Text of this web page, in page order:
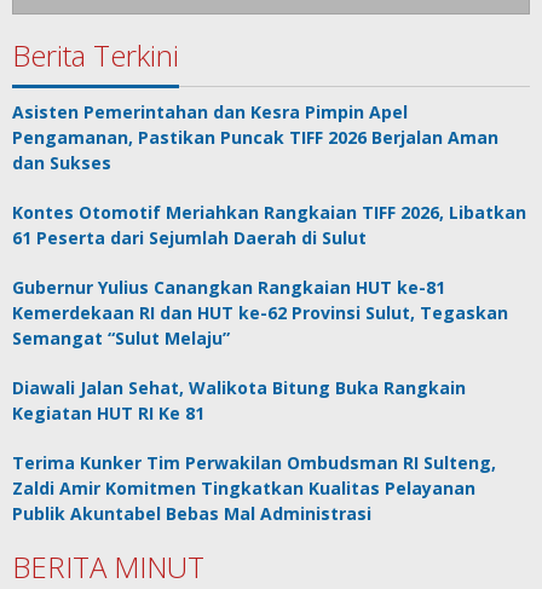
Berita Terkini
Asisten Pemerintahan dan Kesra Pimpin Apel
Pengamanan, Pastikan Puncak TIFF 2026 Berjalan Aman
dan Sukses
Kontes Otomotif Meriahkan Rangkaian TIFF 2026, Libatkan
61 Peserta dari Sejumlah Daerah di Sulut
Gubernur Yulius Canangkan Rangkaian HUT ke-81
Kemerdekaan RI dan HUT ke-62 Provinsi Sulut, Tegaskan
Semangat “Sulut Melaju”
Diawali Jalan Sehat, Walikota Bitung Buka Rangkain
Kegiatan HUT RI Ke 81
Terima Kunker Tim Perwakilan Ombudsman RI Sulteng,
Zaldi Amir Komitmen Tingkatkan Kualitas Pelayanan
Publik Akuntabel Bebas Mal Administrasi
BERITA MINUT